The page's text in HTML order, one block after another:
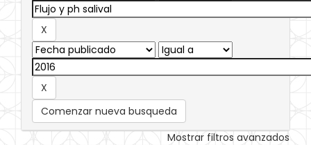
Comenzar nueva busqueda
Mostrar filtros avanzados